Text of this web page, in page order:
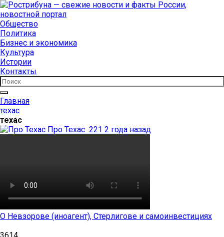
Общество
Политика
Бизнес и экономика
Культура
Истории
Контакты
Главная
техас
техас
Про Техас 221 2 года назад
О Невзорове (иноагент), Стерлигове и самоинвестициях